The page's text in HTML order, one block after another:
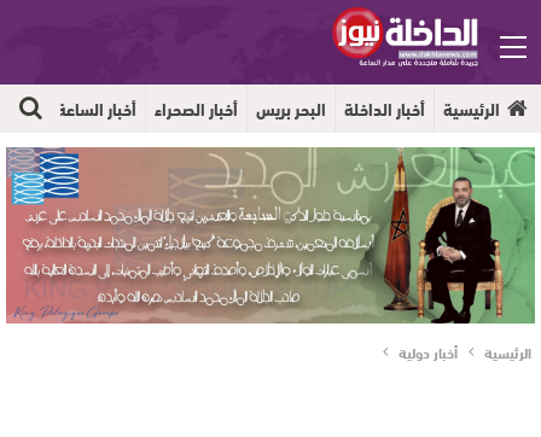
الرئيسية أخبار الداخلة البحر بريس أخبار الصحراء أخبار الساعة
الرئيسية أخبار دولية